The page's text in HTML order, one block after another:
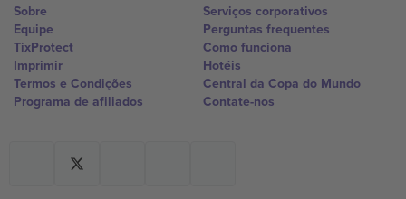
Sobre
Equipe
TixProtect
Imprimir
Termos e Condições
Programa de afiliados
Serviços corporativos
Perguntas frequentes
Como funciona
Hotéis
Central da Copa do Mundo
Contate-nos